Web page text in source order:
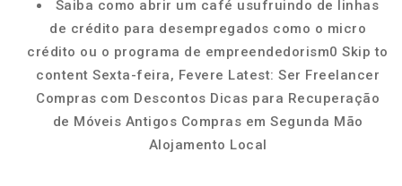
Saiba como abrir um café usufruindo de linhas
de crédito para desempregados como o micro
crédito ou o programa de empreendedorism0 Skip to
content Sexta-feira, Fevere Latest: Ser Freelancer
Compras com Descontos Dicas para Recuperação
de Móveis Antigos Compras em Segunda Mão
Alojamento Local